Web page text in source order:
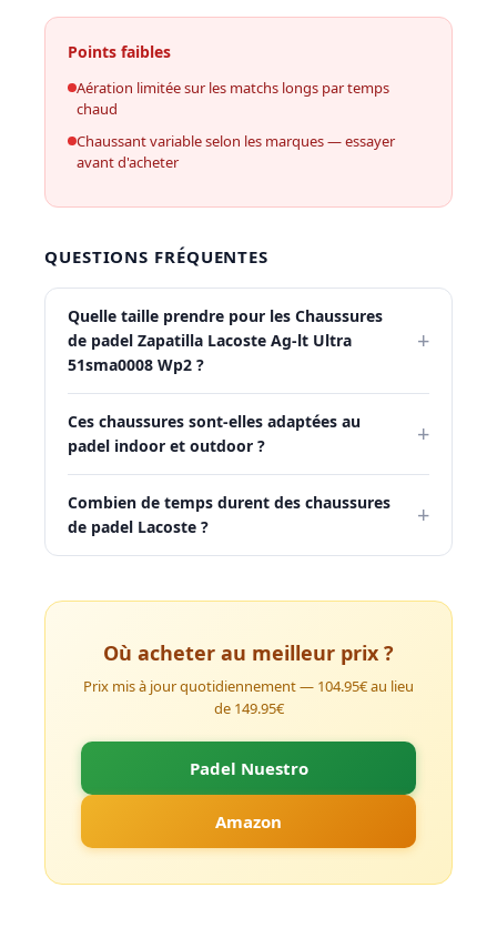
Points faibles
Aération limitée sur les matchs longs par temps
chaud
Chaussant variable selon les marques — essayer
avant d'acheter
QUESTIONS FRÉQUENTES
Quelle taille prendre pour les Chaussures
de padel Zapatilla Lacoste Ag-lt Ultra
51sma0008 Wp2 ?
+
Ces chaussures sont-elles adaptées au
padel indoor et outdoor ?
+
Combien de temps durent des chaussures
de padel Lacoste ?
+
Où acheter au meilleur prix ?
Prix mis à jour quotidiennement — 104.95€ au lieu
de 149.95€
Padel Nuestro
Amazon